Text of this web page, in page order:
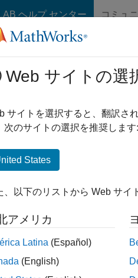
ヘルプ センター コミュ
ンのホーム
Web サイトの選
サイトを選択すると、翻訳さ
次のサイトの選択を推奨します:
States
、以下のリストから Web サイ
アメリカ
Latina (Español)
(English)